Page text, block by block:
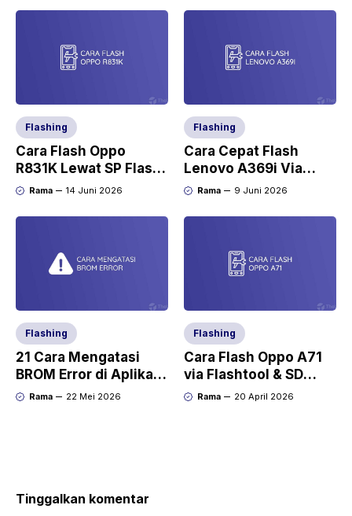
Flashing
Cara Flash Oppo
R831K Lewat SP Flash
Tool (Tested)
Rama 14 Juni 2026
Flashing
Cara Cepat Flash
Lenovo A369i Via
Flashtool dan Tanpa
Rama 9 Juni 2026
Flashing
21 Cara Mengatasi
BROM Error di Aplikasi
SP Flashtool
Rama 22 Mei 2026
Flashing
Cara Flash Oppo A71
via Flashtool & SD
Card (Tanpa PC)
Rama 20 April 2026
Tinggalkan komentar